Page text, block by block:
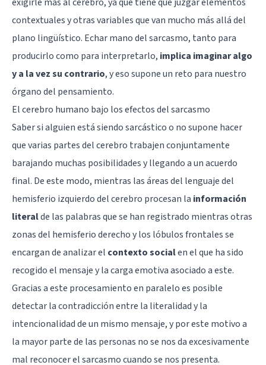
contextuales y otras variables que van mucho más allá del
plano lingüístico. Echar mano del sarcasmo, tanto para
producirlo como para interpretarlo, implica imaginar algo
y a la vez su contrario, y eso supone un reto para nuestro
órgano del pensamiento.
El cerebro humano bajo los efectos del sarcasmo
Saber si alguien está siendo sarcástico o no supone hacer
que varias partes del cerebro trabajen conjuntamente
barajando muchas posibilidades y llegando a un acuerdo
final. De este modo, mientras las áreas del lenguaje del
hemisferio izquierdo del cerebro procesan la información
literalde las palabras que se han registrado mientras otras
zonas del hemisferio derecho y los lóbulos frontales se
encargan de analizar el contexto socialen el que ha sido
recogido el mensaje y la carga emotiva asociado a este.
Gracias a este procesamiento en paralelo es posible
detectar la contradicción entre la literalidad y la
intencionalidad de un mismo mensaje, y por este motivo a
la mayor parte de las personas no se nos da excesivamente
mal reconocer el sarcasmo cuando se nos presenta.